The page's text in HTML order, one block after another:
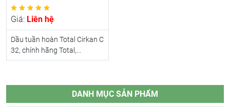
Giá: Liên hệ
Dầu tuần hoàn Total Cirkan C
32, chính hãng Total,...
DANH MỤC SẢN PHẨM